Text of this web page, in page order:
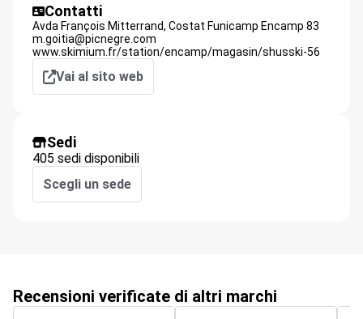
Contatti
Avda François Mitterrand, Costat Funicamp Encamp 83
m.goitia@picnegre.com
www.skimium.fr/station/encamp/magasin/shusski-56
Vai al sito web
Sedi
405 sedi disponibili
Scegli un sede
Recensioni verificate di altri marchi